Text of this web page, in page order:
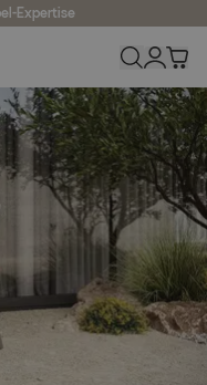
Expertise